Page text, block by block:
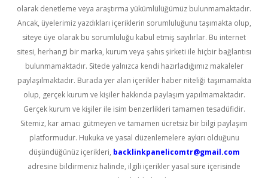
olarak denetleme veya araştırma yükümlülüğümüz bulunmamaktadır.
Ancak, üyelerimiz yazdıkları içeriklerin sorumluluğunu taşımakta olup,
siteye üye olarak bu sorumluluğu kabul etmiş sayılırlar. Bu internet
sitesi, herhangi bir marka, kurum veya şahıs şirketi ile hiçbir bağlantısı
bulunmamaktadır. Sitede yalnızca kendi hazırladığımız makaleler
paylaşılmaktadır. Burada yer alan içerikler haber niteliği taşımamakta
olup, gerçek kurum ve kişiler hakkında paylaşım yapılmamaktadır.
Gerçek kurum ve kişiler ile isim benzerlikleri tamamen tesadüfidir.
Sitemiz, kar amacı gütmeyen ve tamamen ücretsiz bir bilgi paylaşım
platformudur. Hukuka ve yasal düzenlemelere aykırı olduğunu
düşündüğünüz içerikleri, backlinkpanelicomtr@gmail.com
adresine bildirmeniz halinde, ilgili içerikler yasal süre içerisinde